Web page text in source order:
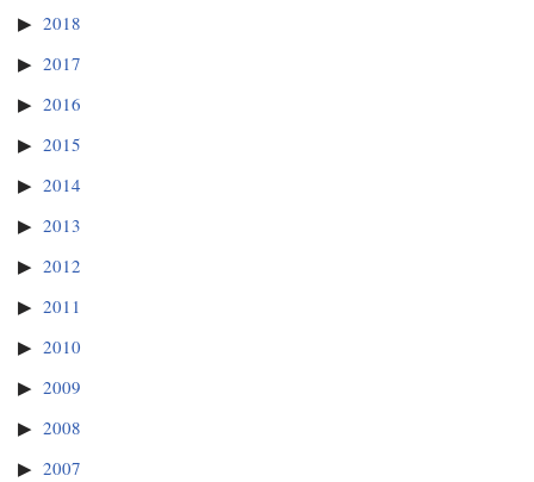
2018
2017
2016
2015
2014
2013
2012
2011
2010
2009
2008
2007